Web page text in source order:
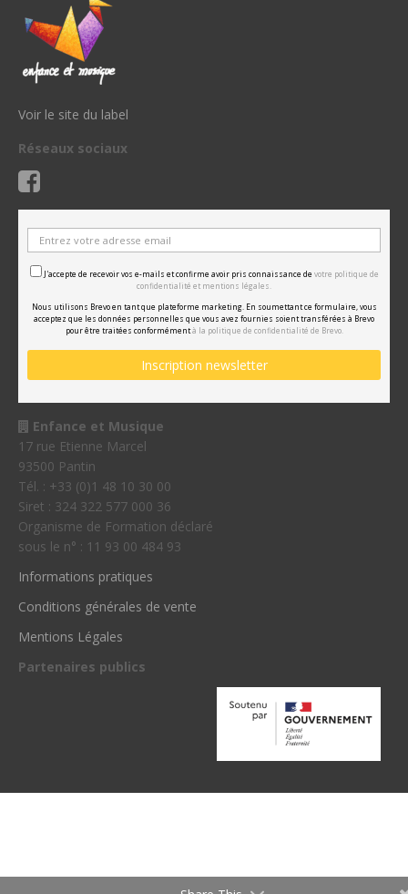
Voir le site du label
Réseaux sociaux
J'accepte de recevoir vos e-mails et confirme avoir pris connaissance de votre politique de
confidentialité et mentions légales.
Nous utilisons Brevo en tant que plateforme marketing. En soumettant ce formulaire, vous
acceptez que les données personnelles que vous avez fournies soient transférées à Brevo
pour être traitées conformémentà la politique de confidentialité de Brevo.
Enfance et Musique
17 rue Etienne Marcel
93500 Pantin
Tél. : +33 (0)1 48 10 30 00
Siret : 324 322 577 000 36
Organisme de Formation déclaré
sous le n° : 11 93 00 484 93
Informations pratiques
Conditions générales de vente
Mentions Légales
Partenaires publics